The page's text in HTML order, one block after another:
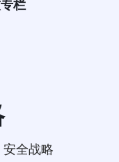
栏
安全战略